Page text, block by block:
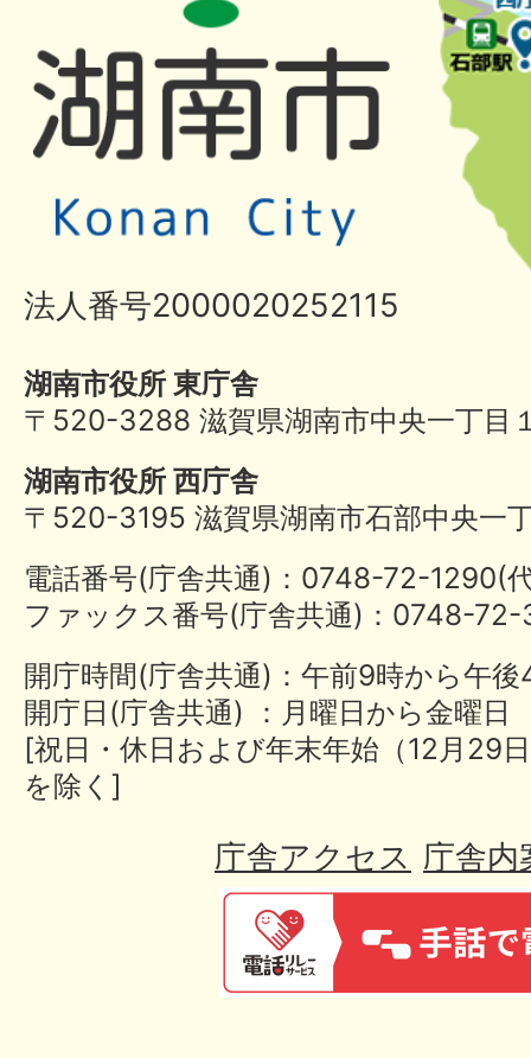
法人番号2000020252115
湖南市役所 東庁舎
〒520-3288 滋賀県湖南市中央一丁目
湖南市役所 西庁舎
〒520-3195 滋賀県湖南市石部中央一
電話番号(庁舎共通)：0748-72-
ファックス番号(庁舎共通)：0748-
開庁時間(庁舎共通)：午前9時から午
開庁日(庁舎共通) ：月曜日から金曜日
[祝日・休日および年末年始（12月29
を除く]
庁舎アクセス 庁舎内